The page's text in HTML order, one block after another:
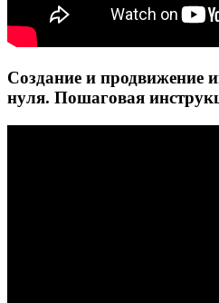
Создание и продвижение
нуля. Пошаговая